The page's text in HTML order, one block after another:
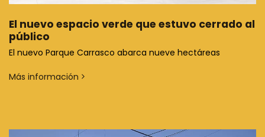
El nuevo espacio verde que estuvo cerrado al
público
El nuevo Parque Carrasco abarca nueve hectáreas
Más información